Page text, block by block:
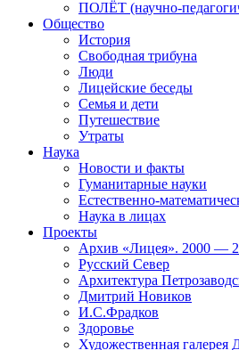
ПОЛЁТ (научно-
Общество
История
Свободная трибуна
Люди
Лицейские беседы
Семья и дети
Путешествие
Утраты
Наука
Новости и факты
Гуманитарные науки
Естественно-
Наука в лицах
Проекты
Архив «Лицея». 2000 —
Русский Север
Архитектура
Дмитрий Новиков
И.С.Фрадков
Здоровье
Художественная